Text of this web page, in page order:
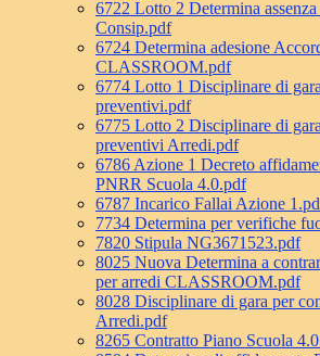
6722 Lotto 2 Determina
Consip.pdf
6724 Determina adesione
CLASSROOM.pdf
6774 Lotto 1 Disciplinare di
preventivi.pdf
6775 Lotto 2 Disciplinare di
preventivi Arredi.pdf
6786 Azione 1 Decreto
PNRR Scuola 4.0.pdf
6787 Incarico Fallai Azione
7734 Determina per verifiche
7820 Stipula NG3671523.pdf
8025 Nuova Determina a
per arredi CLASSROOM.pdf
8028 Disciplinare di gara per
Arredi.pdf
8265 Contratto Piano Scuola